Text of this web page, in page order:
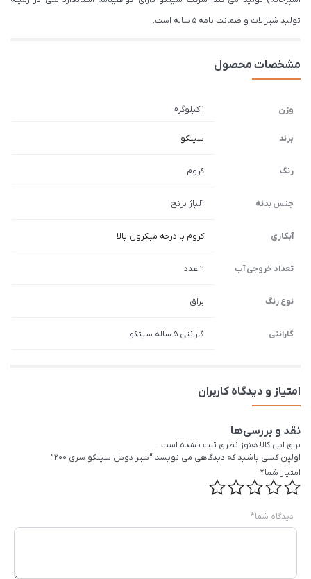
تولید شیرالات و ضمانت نامه 5 ساله است.
مشخصات محصول
وزن 1 کیلوگرم
برند سیتکو
رنگ کروم
جنس بدنه آلیاژ برنج
آبکاری کروم با درجه میکرون بالا
تعداد خروجی آب 2 عدد
نوع رنگ براق
گارانتی گارانتی 5 ساله سیتکو
امتیاز و دیدگاه کاربران
نقد و بررسی‌ها
برای این کالا هنوز نظری ثبت نشده است.
اولین کسی باشید که دیدگاهی می نویسد “شیر دوش سیتکو سری 200”
امتیاز شما*
دیدگاه شما*